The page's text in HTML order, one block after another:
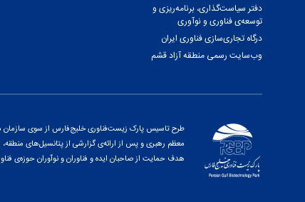
دفتر سیاست‌گذاری، برنامه‌ریزی و
توسعه‌ی فناوری و نوآوری
درگاه تجاری‌سازی فناوری ایران
وب‌سایت رسمی منطقه آزاد قشم
طرح تاسیس پارک زیست‌فناوری خلیج‌فارس از سوی سازمان
هدف حمایت از صاحبان ایده و فناوران و نوآوران حوزه‌ی